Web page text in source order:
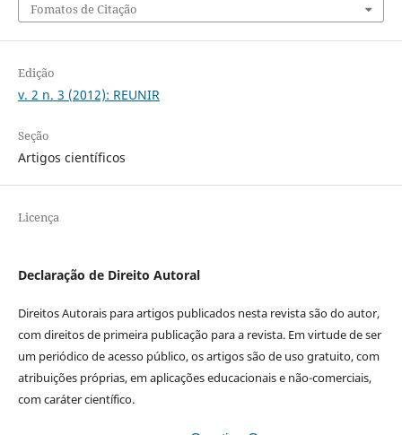
Fomatos de Citação
Edição
v. 2 n. 3 (2012): REUNIR
Seção
Artigos científicos
Licença
Declaração de Direito Autoral
Direitos Autorais para artigos publicados nesta revista são do autor,
com direitos de primeira publicação para a revista. Em virtude de ser
um periódico de acesso público, os artigos são de uso gratuito, com
atribuições próprias, em aplicações educacionais e não-comerciais,
com caráter científico.